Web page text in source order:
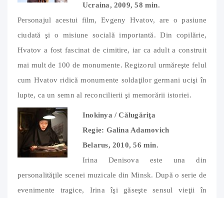
Ucraina, 2009, 58 min.
Personajul acestui film, Evgeny Hvatov, are o pasiune
ciudată şi o misiune socială importantă. Din copilărie,
Hvatov a fost fascinat de cimitire, iar ca adult a construit
mai mult de 100 de monumente. Regizorul urmăreşte felul
cum Hvatov ridică monumente soldaţilor germani ucişi în
lupte, ca un semn al reconcilierii şi memorării istoriei.
Inokinya / Călugăriţa
Regie: Galina Adamovich
Belarus, 2010, 56 min.
Irina Denisova este una din
personalităţile scenei muzicale din Minsk. După o serie de
evenimente tragice, Irina îşi găseşte sensul vieţii în